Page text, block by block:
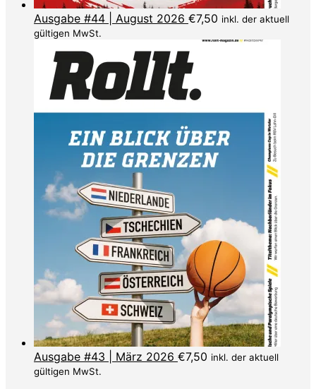
Ausgabe #44 | August 2026 €7,50 inkl. der aktuell
gültigen MwSt.
Ausgabe #43 | März 2026 €7,50 inkl. der aktuell
gültigen MwSt.